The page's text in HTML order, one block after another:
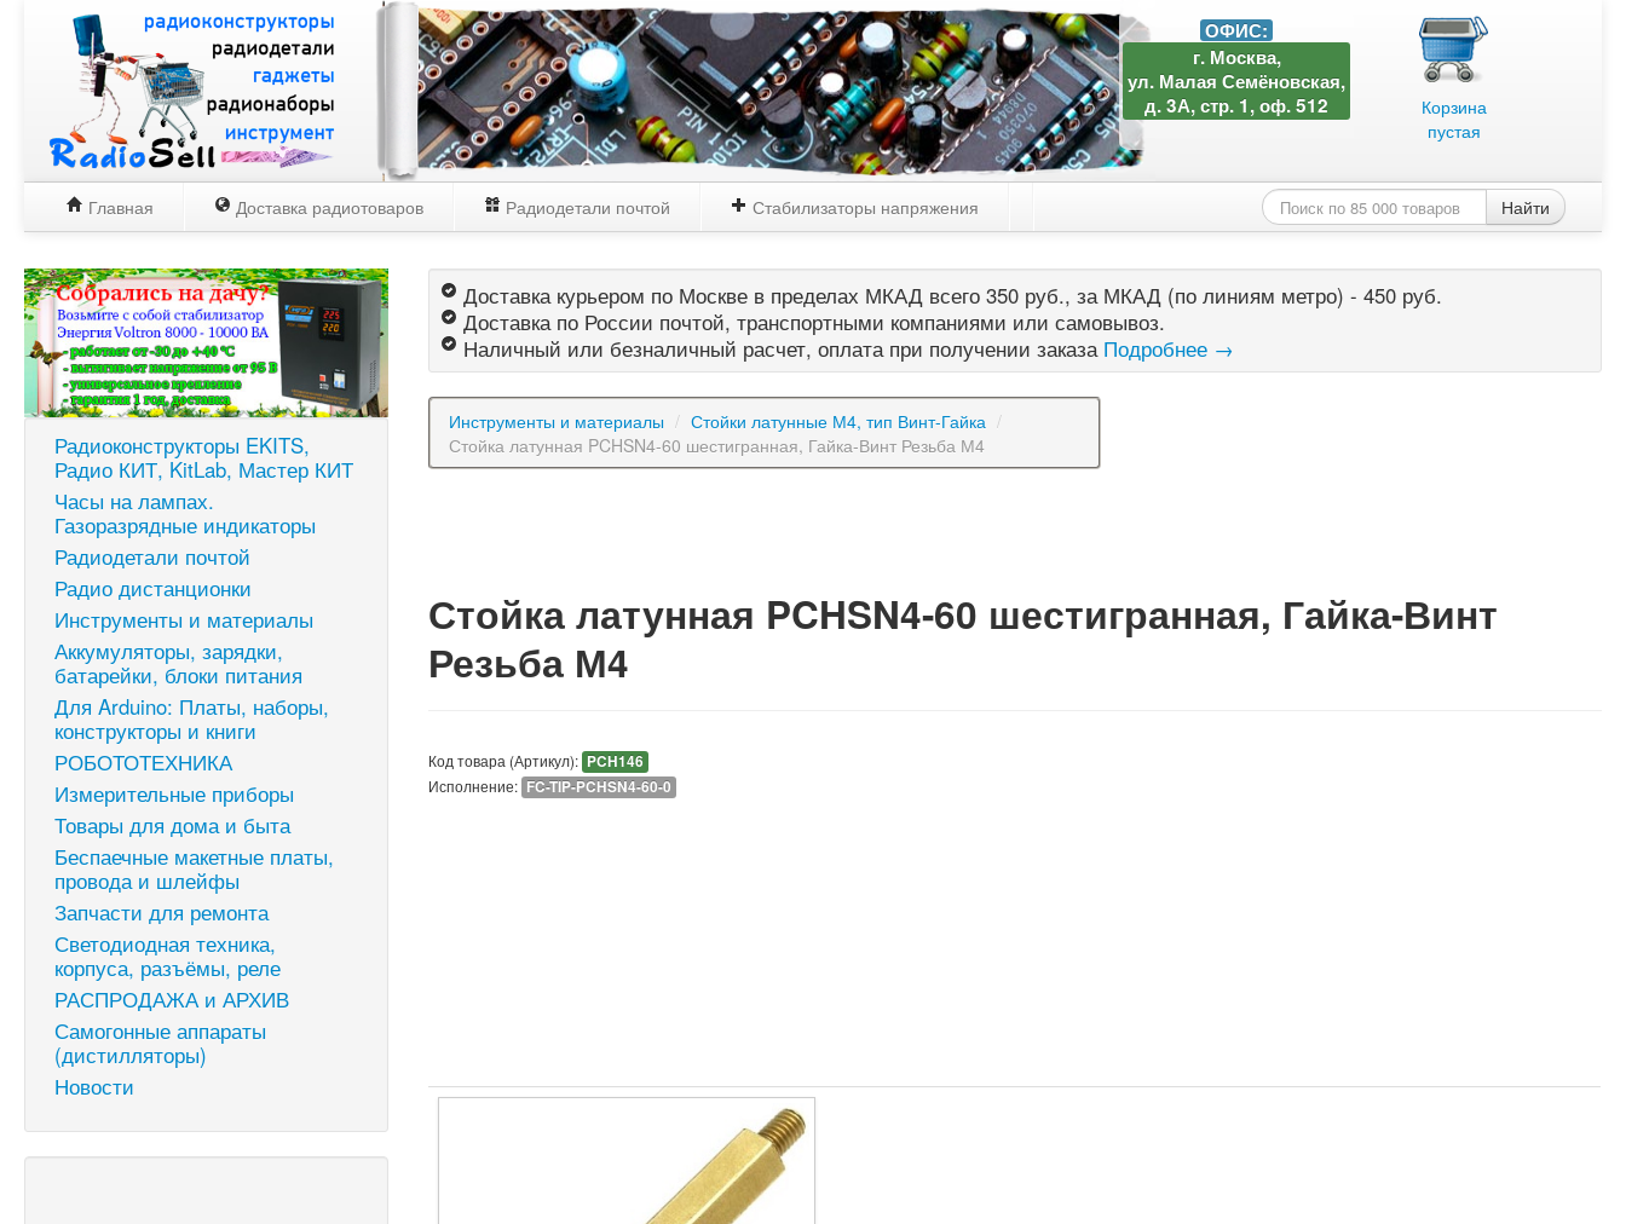
Корзина
пустая
ОФИС:
г. Москва,
ул. Малая Семёновская,
д. 3А, стр. 1, оф. 512
Главная Доставка радиотоваров Радиодетали почтой Стабилизаторы напряжения Найти
Радиоконструкторы EKITS,
Радио КИТ, KitLab, Мастер КИТ
Часы на лампах.
Газоразрядные индикаторы
Радиодетали почтой
Радио дистанционки
Инструменты и материалы
Аккумуляторы, зарядки,
батарейки, блоки питания
Для Arduino: Платы, наборы,
конструкторы и книги
РОБОТОТЕХНИКА
Измерительные приборы
Товары для дома и быта
Беспаечные макетные платы,
провода и шлейфы
Запчасти для ремонта
Светодиодная техника,
корпуса, разъёмы, реле
РАСПРОДАЖА и АРХИВ
Самогонные аппараты
(дистилляторы)
Новости
Доставка курьером по Москве в пределах МКАД всего 350 руб., за МКАД (по линиям метро) - 450 руб.
Доставка по России почтой, транспортными компаниями или самовывоз.
Наличный или безналичный расчет, оплата при получении заказа Подробнее →
Инструменты и материалы / Стойки латунные М4, тип Винт-Гайка /
Стойка латунная PCHSN4-60 шестигранная, Гайка-Винт Резьба М4
Стойка латунная PCHSN4-60 шестигранная, Гайка-Винт
Резьба М4
Код товара (Артикул): PCH146
Исполнение: FC-TIP-PCHSN4-60-0